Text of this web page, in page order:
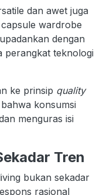
dan awet juga
wardrobe
dengan
perangkat teknologi
ke prinsip quality
konsumsi
menguras isi
Tren
bukan sekadar
rasional